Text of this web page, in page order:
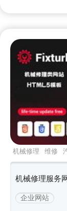
机械修理 维修
机械修理服务
企业网站